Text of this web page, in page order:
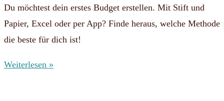
Du möchtest dein erstes Budget erstellen. Mit Stift und
Papier, Excel oder per App? Finde heraus, welche Methode
die beste für dich ist!
Weiterlesen »